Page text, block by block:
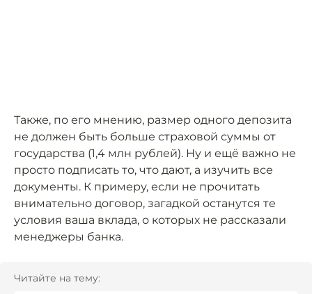
Также, по его мнению, размер одного депозита
не должен быть больше страховой суммы от
государства (1,4 млн рублей). Ну и ещё важно не
просто подписать то, что дают, а изучить все
документы. К примеру, если не прочитать
внимательно договор, загадкой останутся те
условия ваша вклада, о которых не рассказали
менеджеры банка.
Читайте на тему: